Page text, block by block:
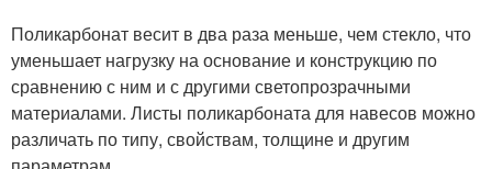
Поликарбонат весит в два раза меньше, чем стекло, что
уменьшает нагрузку на основание и конструкцию по
сравнению с ним и с другими светопрозрачными
материалами. Листы поликарбоната для навесов можно
различать по типу, свойствам, толщине и другим